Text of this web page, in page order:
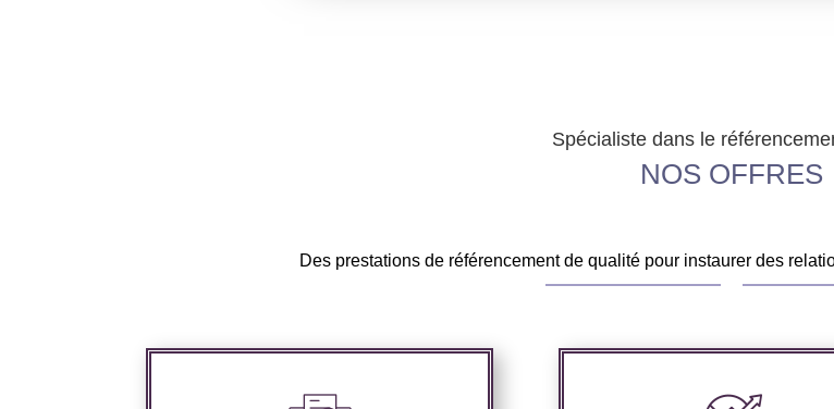
Spécialiste dans le
NOS OFFRES
Des prestations de référencement de qualité pour instaurer des